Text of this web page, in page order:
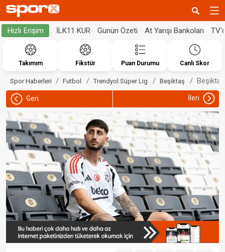
Hızlı Erişim İLK11 KUR Günün Özeti At Yarışı Bankoları
Takımım Fikstür Puan Durumu Canlı Skor
Spor Haberleri Futbol Trendyol Süper Lig Beşiktaş
Geri İleri